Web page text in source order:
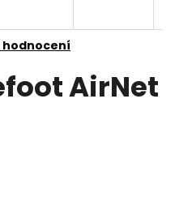
AirNet